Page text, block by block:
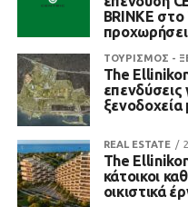
BRINKE
ΤΟΥΡΙΣΜΟΣ -
The
επενδύσεις
REAL ESTATE
The
κάτοικοι
οικιστικά